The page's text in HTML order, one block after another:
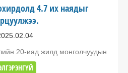
4.7 их наядыг
20-иад жилд монголчуудын